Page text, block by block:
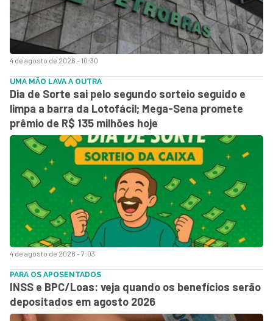
4 de agosto de 2026 - 10:30
4 de agosto de 2026 - 7:03
UMA MÃO LAVA A OUTRA
Dia de Sorte sai pelo segundo sorteio seguido e
limpa a barra da Lotofácil; Mega-Sena promete
prêmio de R$ 135 milhões hoje
PARA OS APOSENTADOS
INSS e BPC/Loas: veja quando os benefícios serão
depositados em agosto 2026